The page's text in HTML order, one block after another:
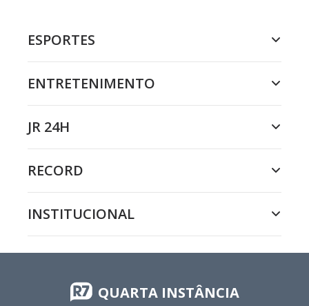
ESPORTES
ENTRETENIMENTO
JR 24H
RECORD
INSTITUCIONAL
QUARTA INSTÂNCIA